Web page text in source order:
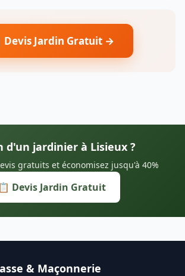
Devis Jardin Gratuit →
d'un jardinier à Lisieux ?
gratuits et économisez jusqu'à 40%
📋 Devis Jardin Gratuit
& Maçonnerie